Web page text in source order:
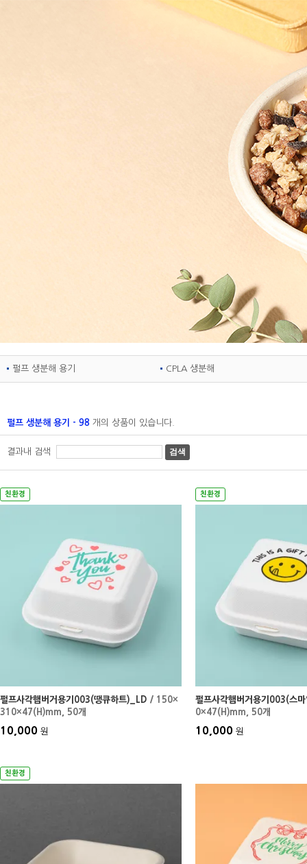
펄프 생분해 용기 CPLA 생분해
펄프 생분해 용기 - 98 개의 상품이 있습니다.
결과내 검색 검색
친환경
펄프사각햄버거용기003(땡큐하트)_LD / 150×
310×47(H)mm , 50개
10,000 원
친환경
펄프사각햄버거용기003(스
0×47(H)mm , 50개
10,000 원
친환경